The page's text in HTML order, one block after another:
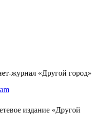
журнал «Другой город»
издание «Другой